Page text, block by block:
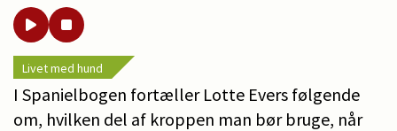
Livet med hund
I Spanielbogen fortæller Lotte Evers følgende
om, hvilken del af kroppen man bør bruge, når